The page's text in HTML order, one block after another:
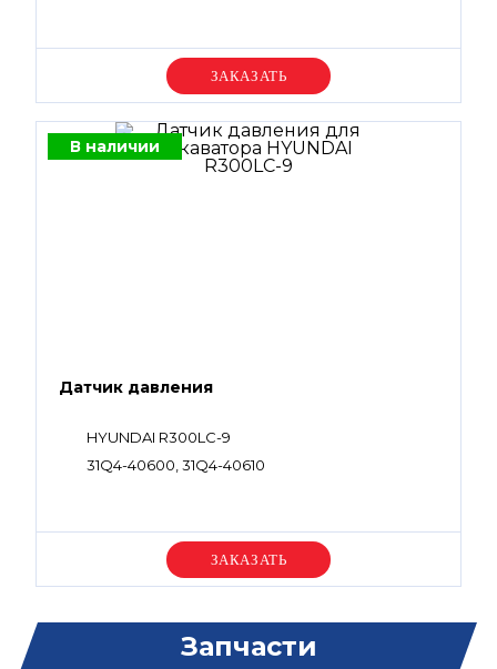
Уточняйте цену
В наличии
Датчик давления
HYUNDAI R300LC-9
31Q4-40600, 31Q4-40610
Уточняйте цену
Запчасти